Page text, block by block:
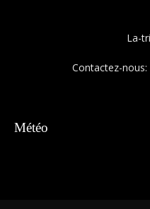
La-
Contactez-nous:
Météo